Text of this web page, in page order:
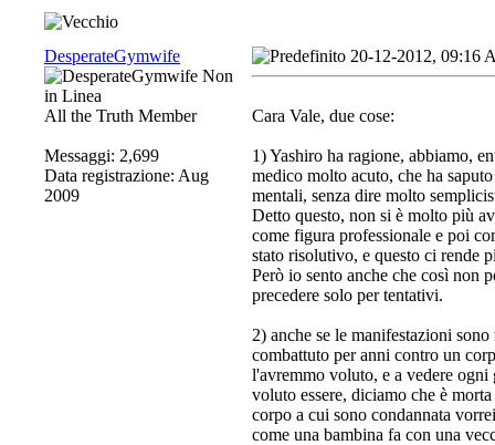
DesperateGymwife
All the Truth Member
Messaggi: 2,699
Data registrazione: Aug
2009
20-12-2012, 09:16
Cara Vale, due cose:
1) Yashiro ha ragione, abbiamo,
medico molto acuto, che ha
mentali, senza dire molto
Detto questo, non si è molto più
come figura professionale e poi
stato risolutivo, e questo ci rende
Però io sento anche che così non
precedere solo per tentativi.
2) anche se le manifestazioni
combattuto per anni contro un
l'avremmo voluto, e a vedere ogni
voluto essere, diciamo che è
corpo a cui sono condannata
come una bambina fa con una